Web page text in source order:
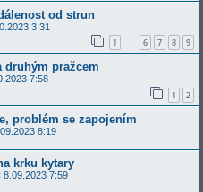
od strun
3:31
1 6 7 8 9
druhým pražcem
7:58
1 2
problém se zapojením
8:19
krku kytary
8.09.2023 7:59